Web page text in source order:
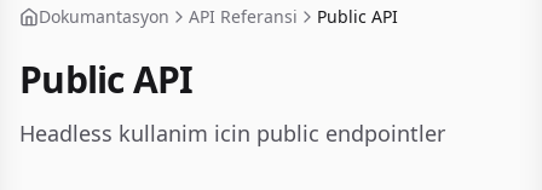
Dokumantasyon API Referansi Public API
Public API
Headless kullanim icin public endpointler